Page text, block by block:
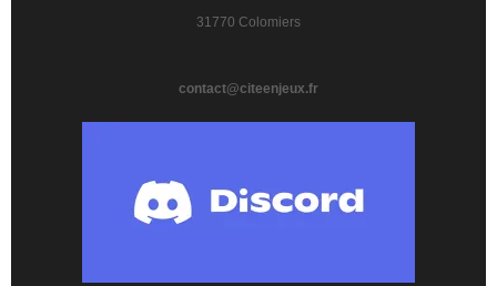
31770 Colomiers
contact@citeenjeux.fr